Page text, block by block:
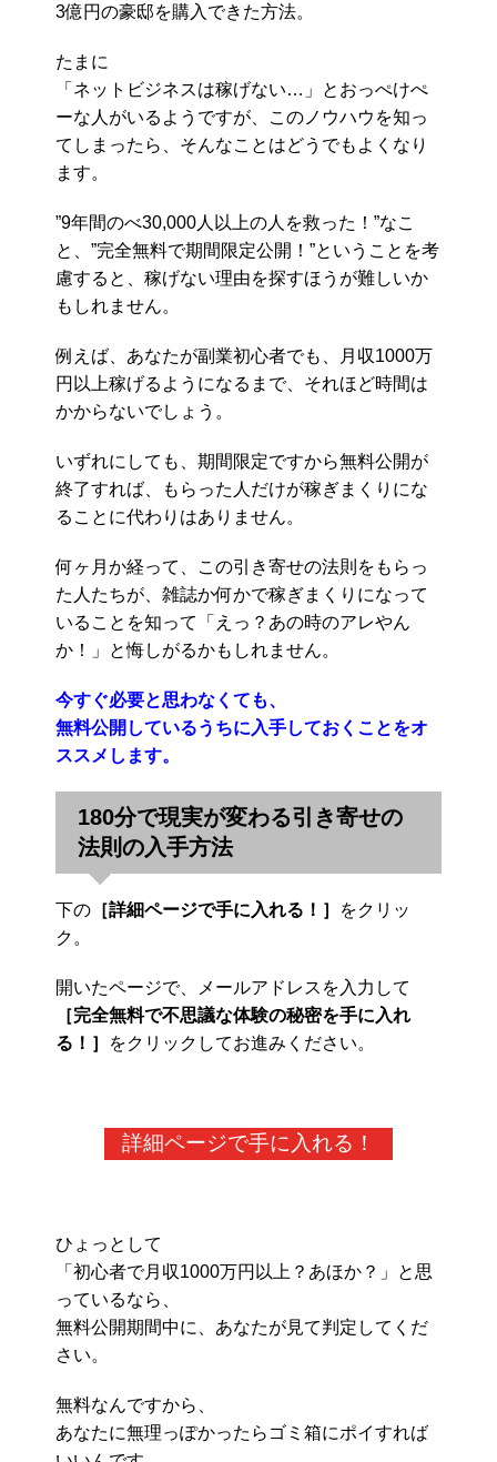
3億円の豪邸を購入できた方法。
たまに
「ネットビジネスは稼げない…」とおっぺけぺ
ーな人がいるようですが、このノウハウを知っ
てしまったら、そんなことはどうでもよくなり
ます。
”9年間のべ30,000人以上の人を救った！”なこ
と、”完全無料で期間限定公開！”ということを考
慮すると、稼げない理由を探すほうが難しいか
もしれません。
例えば、あなたが副業初心者でも、月収1000万
円以上稼げるようになるまで、それほど時間は
かからないでしょう。
いずれにしても、期間限定ですから無料公開が
終了すれば、もらった人だけが稼ぎまくりにな
ることに代わりはありません。
何ヶ月か経って、この引き寄せの法則をもらっ
た人たちが、雑誌か何かで稼ぎまくりになって
いることを知って「えっ？あの時のアレやん
か！」と悔しがるかもしれません。
今すぐ必要と思わなくても、
無料公開しているうちに入手しておくことをオ
ススメします。
180分で現実が変わる引き寄せの
法則の入手方法
下の ［詳細ページで手に入れる！］
をクリッ
ク。
開いたページで、メールアドレスを入力して
［完全無料で不思議な体験の秘密を手に入れ
る！］
をクリックしてお進みください。
詳細ページで手に入れる！
ひょっとして
「初心者で月収1000万円以上？あほか？」と思
っているなら、
無料公開期間中に、あなたが見て判定してくだ
さい。
無料なんですから、
あなたに無理っぽかったらゴミ箱にポイすれば